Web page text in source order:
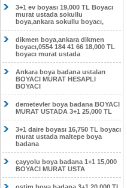
3+1 ev boyası 19,000 TL Boyacı
murat ustada sokullu
boya,ankara sokullu boyacı,
dikmen boya,ankara dikmen
boyacı,0554 184 41 66 18,000 TL
boyacı murat ustada
Ankara boya badana ustaları
BOYACI MURAT HESAPLI
BOYACI
demetevler boya badana BOYACI
MURAT USTADA 3+1 25,000 TL
3+1 daire boyası 16,750 TL boyacı
murat ustada maltepe boya
badana
çayyolu boya badana 1+1 15,000
BOYACI MURAT USTA